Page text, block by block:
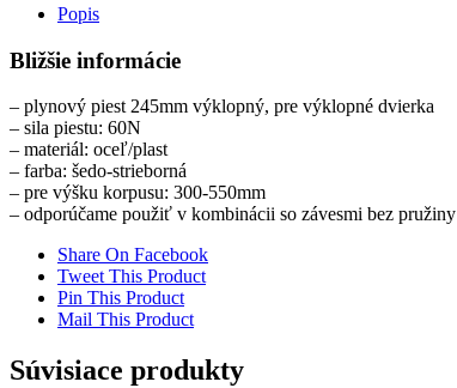
Popis
Bližšie informácie
– plynový piest 245mm výklopný, pre výklopné dvierka
– sila piestu: 60N
– materiál: oceľ/plast
– farba: šedo-strieborná
– pre výšku korpusu: 300-550mm
– odporúčame použiť v kombinácii so závesmi bez pružiny
Share On Facebook
Tweet This Product
Pin This Product
Mail This Product
Súvisiace produkty